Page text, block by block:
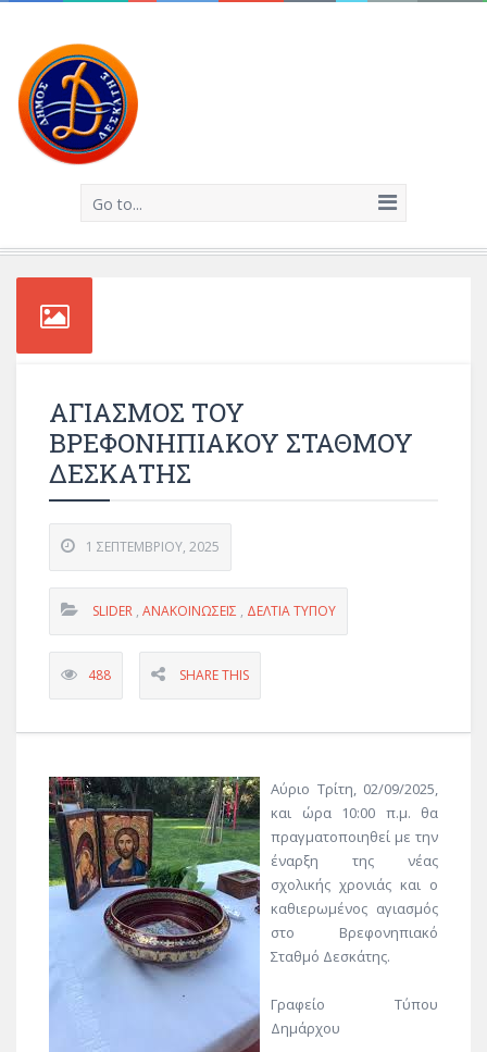
Go to...
AΓΙΑΣΜΟΣ ΤΟΥ
ΒΡΕΦΟΝΗΠΙΑΚΟΥ ΣΤΑΘΜΟΥ
ΔΕΣΚΑΤΗΣ
1 ΣΕΠΤΕΜΒΡΊΟΥ, 2025
SLIDER , ΑΝΑΚΟΙΝΏΣΕΙΣ , ΔΕΛΤΊΑ ΤΎΠΟΥ
488 SHARE THIS
Αύριο Τρίτη, 02/09/2025,
και ώρα 10:00 π.μ. θα
πραγματοποιηθεί με την
έναρξη της νέας
σχολικής χρονιάς και ο
καθιερωμένος αγιασμός
στο Βρεφονηπιακό
Σταθμό Δεσκάτης.
Γραφείο Τύπου
Δημάρχου